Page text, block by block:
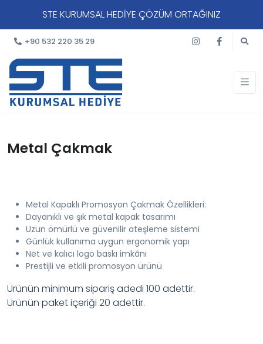
STE KURUMSAL HEDİYE ÇÖZÜM ORTAĞINIZ
+90 532 220 35 29
Metal Çakmak
Metal Kapaklı Promosyon Çakmak Özellikleri:
Dayanıklı ve şık metal kapak tasarımı
Uzun ömürlü ve güvenilir ateşleme sistemi
Günlük kullanıma uygun ergonomik yapı
Net ve kalıcı logo baskı imkânı
Prestijli ve etkili promosyon ürünü
Ürünün minimum sipariş adedi 100 adettir.
Ürünün paket içeriği 20 adettir.